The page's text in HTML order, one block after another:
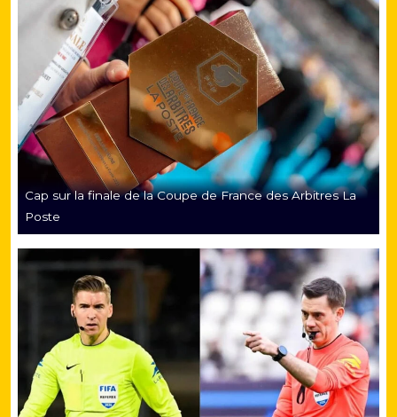
Cap sur la finale de la Coupe de France des Arbitres La
Poste